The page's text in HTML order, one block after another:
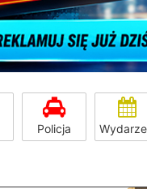
Policja